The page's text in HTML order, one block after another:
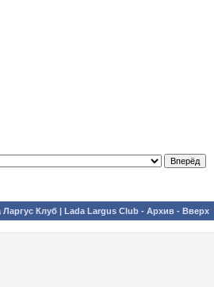
Ларгус Клуб | Lada Largus Club - Архив - Вверх